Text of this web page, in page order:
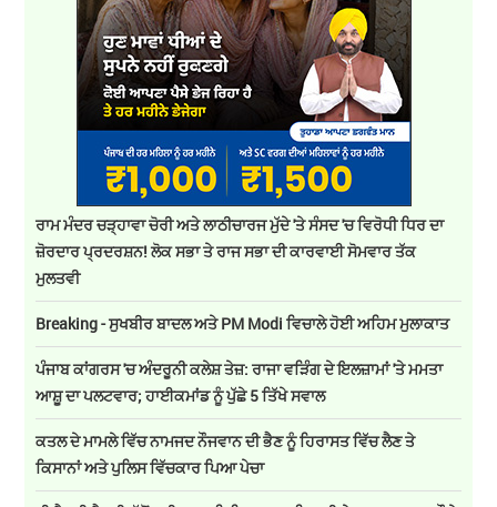
ਰਾਮ ਮੰਦਰ ਚੜ੍ਹਾਵਾ ਚੋਰੀ ਅਤੇ ਲਾਠੀਚਾਰਜ ਮੁੱਦੇ 'ਤੇ ਸੰਸਦ 'ਚ ਵਿਰੋਧੀ ਧਿਰ ਦਾ
ਜ਼ੋਰਦਾਰ ਪ੍ਰਦਰਸ਼ਨ! ਲੋਕ ਸਭਾ ਤੇ ਰਾਜ ਸਭਾ ਦੀ ਕਾਰਵਾਈ ਸੋਮਵਾਰ ਤੱਕ
ਮੁਲਤਵੀ
Breaking - ਸੁਖਬੀਰ ਬਾਦਲ ਅਤੇ PM Modi ਵਿਚਾਲੇ ਹੋਈ ਅਹਿਮ ਮੁਲਾਕਾਤ
ਪੰਜਾਬ ਕਾਂਗਰਸ 'ਚ ਅੰਦਰੂਨੀ ਕਲੇਸ਼ ਤੇਜ਼: ਰਾਜਾ ਵੜਿੰਗ ਦੇ ਇਲਜ਼ਾਮਾਂ 'ਤੇ ਮਮਤਾ
ਆਸ਼ੂ ਦਾ ਪਲਟਵਾਰ; ਹਾਈਕਮਾਂਡ ਨੂੰ ਪੁੱਛੇ 5 ਤਿੱਖੇ ਸਵਾਲ
ਕਤਲ ਦੇ ਮਾਮਲੇ ਵਿੱਚ ਨਾਮਜਦ ਨੌਜਵਾਨ ਦੀ ਭੈਣ ਨੂੰ ਹਿਰਾਸਤ ਵਿੱਚ ਲੈਣ ਤੇ
ਕਿਸਾਨਾਂ ਅਤੇ ਪੁਲਿਸ ਵਿੱਚਕਾਰ ਪਿਆ ਪੇਚਾ